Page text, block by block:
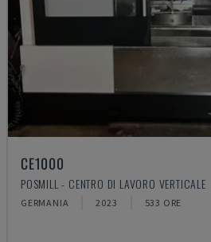
CE1000
POSMILL - CENTRO DI LAVORO VERTICALE
GERMANIA 2023 533 ORE